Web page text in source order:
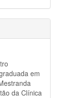
em
da Clínica